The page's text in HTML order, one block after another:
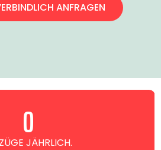
ANFRAGEN
JÄHRLICH.
0